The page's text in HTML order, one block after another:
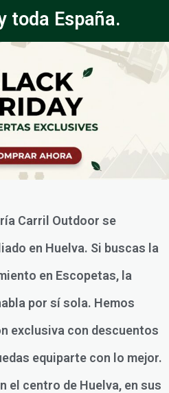
toda España.
Carril Outdoor se
en Huelva. Si buscas la
en Escopetas, la
por sí sola. Hemos
exclusiva con descuentos
equiparte con lo mejor.
el centro de Huelva, en sus